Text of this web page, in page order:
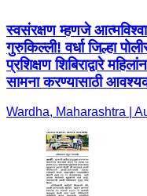
स्वसंरक्षण म्हणजे
गुरुकिल्ली! वर्धा जिल्हा
प्रशिक्षण शिबिराद्वारे
सामना करण्यासाठी
Wardha, Maharashtra |